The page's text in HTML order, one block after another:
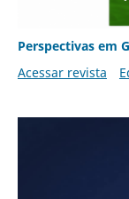
Perspectivas em
Acessar revista